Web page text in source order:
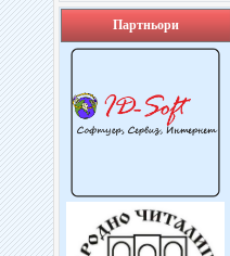
Партньори